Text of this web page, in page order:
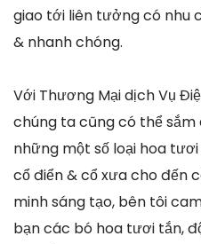
giao tới liên tưởng có nhu
& nhanh chóng.
Với Thương Mại dịch Vụ
chúng ta cũng có thể
những một số loại hoa
cổ điển & cổ xưa cho đến
minh sáng tạo, bên tôi
bạn các bó hoa tươi tắn,